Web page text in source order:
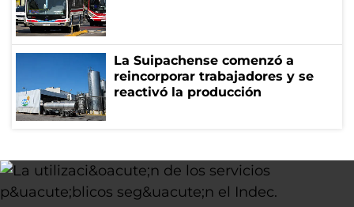
La Suipachense comenzó a
reincorporar trabajadores y se
reactivó la producción